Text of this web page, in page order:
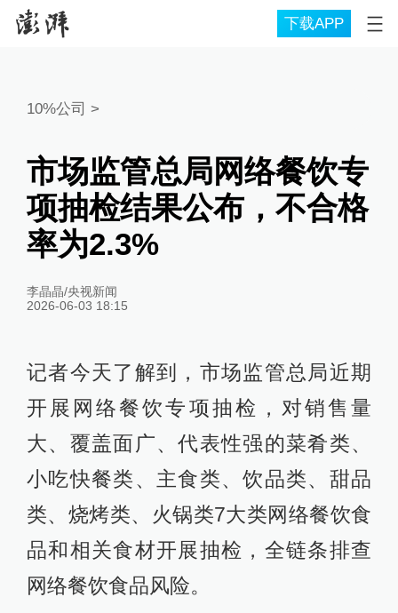
下载APP
10%公司 >
市场监管总局网络餐饮专
项抽检结果公布，不合格
率为2.3%
李晶晶/央视新闻
2026-06-03 18:15
记者今天了解到，市场监管总局近期
开展网络餐饮专项抽检，对销售量
大、覆盖面广、代表性强的菜肴类、
小吃快餐类、主食类、饮品类、甜品
类、烧烤类、火锅类7大类网络餐饮食
品和相关食材开展抽检，全链条排查
网络餐饮食品风险。